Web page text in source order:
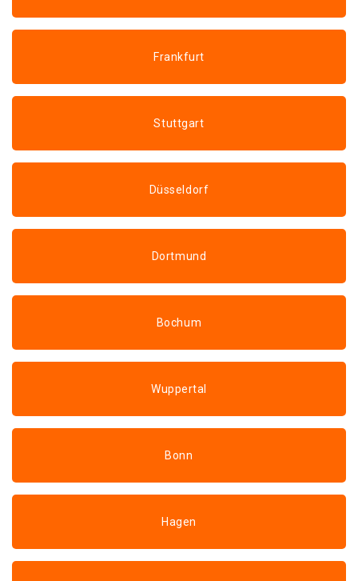
Frankfurt
Stuttgart
Düsseldorf
Dortmund
Bochum
Wuppertal
Bonn
Hagen